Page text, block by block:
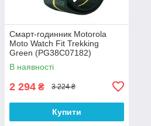
Смарт-годинник Motorola
Moto Watch Fit Trekking
Green (PG38C07182)
В наявності
2 294 ₴ 3 224 ₴
Купити